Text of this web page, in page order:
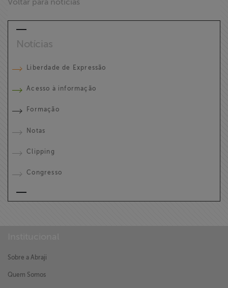
Voltar para notícias
Notícias
Liberdade de Expressão
Acesso à informação
Formação
Notas
Clipping
Congresso
Sobre a Abraji
Quem Somos